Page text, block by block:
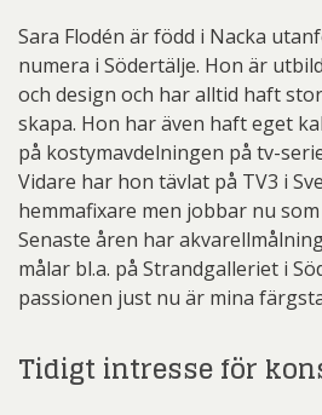
Sara Flodén är född i Nacka
numera i Södertälje. Hon är
och design och har alltid haft
skapa. Hon har även haft eget
på kostymavdelningen på tv-
Vidare har hon tävlat på TV3 i
hemmafixare men jobbar nu
Senaste åren har
målar bl.a. på Strandgalleriet i
passionen just nu är mina
Tidigt intresse för